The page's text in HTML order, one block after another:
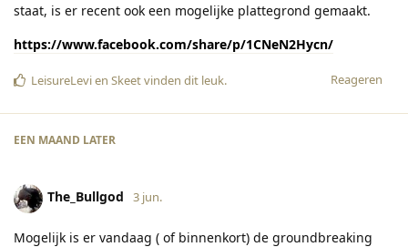
staat, is er recent ook een mogelijke plattegrond gemaakt.
https://www.facebook.com/share/p/1CNeN2Hycn/
Reageren
LeisureLevien Skeetvinden dit leuk.
EEN MAAND LATER
The_Bullgod 3 jun.
Mogelijk is er vandaag ( of binnenkort) de groundbreaking